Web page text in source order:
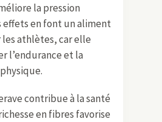
la pression
effets en font un aliment
athlètes, car elle
l’endurance et la
contribue à la santé
en fibres favorise